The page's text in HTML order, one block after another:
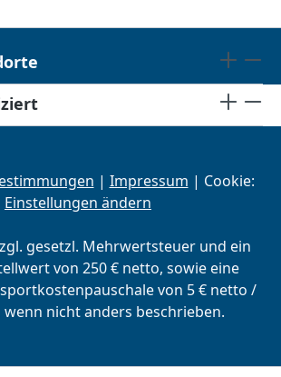
| Impressum | Cookie:
Einstellungen ändern
gesetzl. Mehrwertsteuer und ein
von 250 € netto, sowie eine
von 5 € netto /
wenn nicht anders beschrieben.